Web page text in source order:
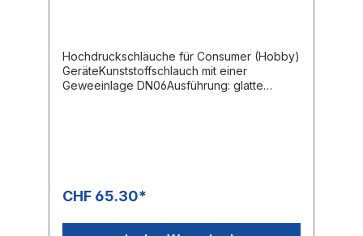
Hochdruckschläuche für Consumer (Hobby)
GeräteKunststoffschlauch mit einer
Geweeinlage DN06Ausführung: glatte
CHF 65.30*